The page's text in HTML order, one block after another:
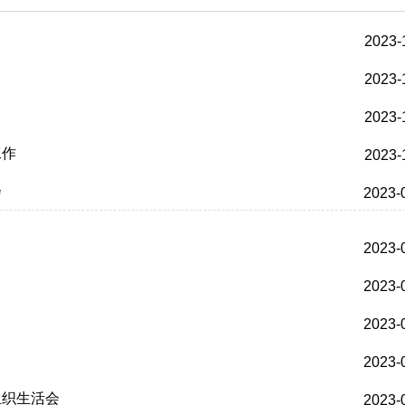
2023-
2023-
2023-
2023-
2023-
2023-
2023-
2023-
2023-
生活会 2023-